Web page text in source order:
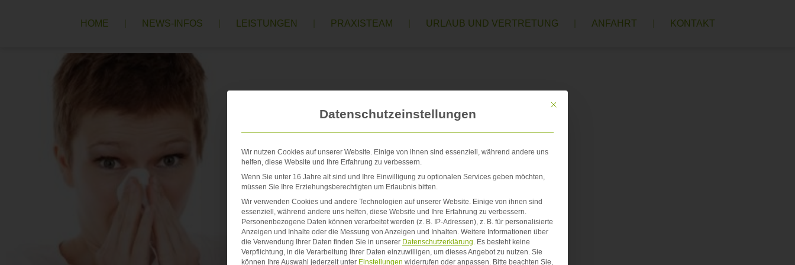
HOME NEWS-INFOS LEISTUNGEN PRAXISTEAM URLAUB UND VERTRETUNG ANFAHRT KONTAKT
Mit diesem Button wird der Dialog geschlossen. Seine Funktionalität ist
Datenschutzeinstellungen
Wir nutzen Cookies auf unserer Website. Einige von ihnen sind essenziell, während andere uns
helfen, diese Website und Ihre Erfahrung zu verbessern.
Wenn Sie unter 16 Jahre alt sind und Ihre Einwilligung zu optionalen Services geben möchten,
müssen Sie Ihre Erziehungsberechtigten um Erlaubnis bitten.
Wir verwenden Cookies und andere Technologien auf unserer Website. Einige von ihnen sind
essenziell, während andere uns helfen, diese Website und Ihre Erfahrung zu verbessern.
Personenbezogene Daten können verarbeitet werden (z. B. IP-Adressen), z. B. für personalisierte
Anzeigen und Inhalte oder die Messung von Anzeigen und Inhalten. Weitere Informationen über
die Verwendung Ihrer Daten finden Sie in unserer Datenschutzerklärung Es besteht keine
Verpflichtung, in die Verarbeitung Ihrer Daten einzuwilligen, um dieses Angebot zu nutzen. Sie
können Ihre Auswahl jederzeit unter Einstellungen widerrufen oder anpassen. Bitte beachten Sie,